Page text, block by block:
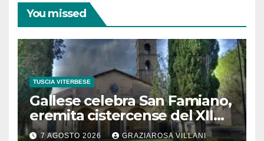
You missed
TUSCIA VITERBESE
Gallese celebra San Famiano,
eremita cistercense del XII
secolo
7 AGOSTO 2026 GRAZIAROSA VILLANI